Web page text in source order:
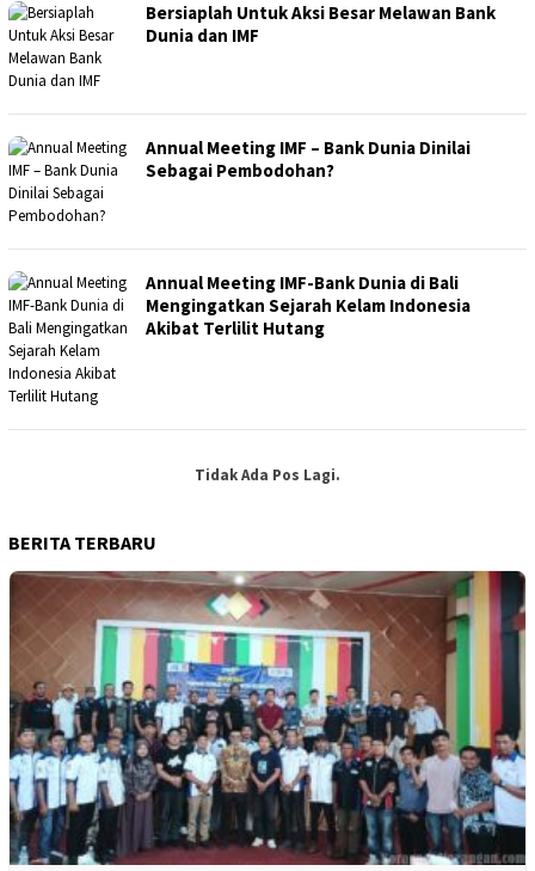
Bersiaplah Untuk Aksi Besar Melawan Bank
Dunia dan IMF
Annual Meeting IMF – Bank Dunia Dinilai
Sebagai Pembodohan?
Annual Meeting IMF-Bank Dunia di Bali
Mengingatkan Sejarah Kelam Indonesia
Akibat Terlilit Hutang
Tidak Ada Pos Lagi.
BERITA TERBARU